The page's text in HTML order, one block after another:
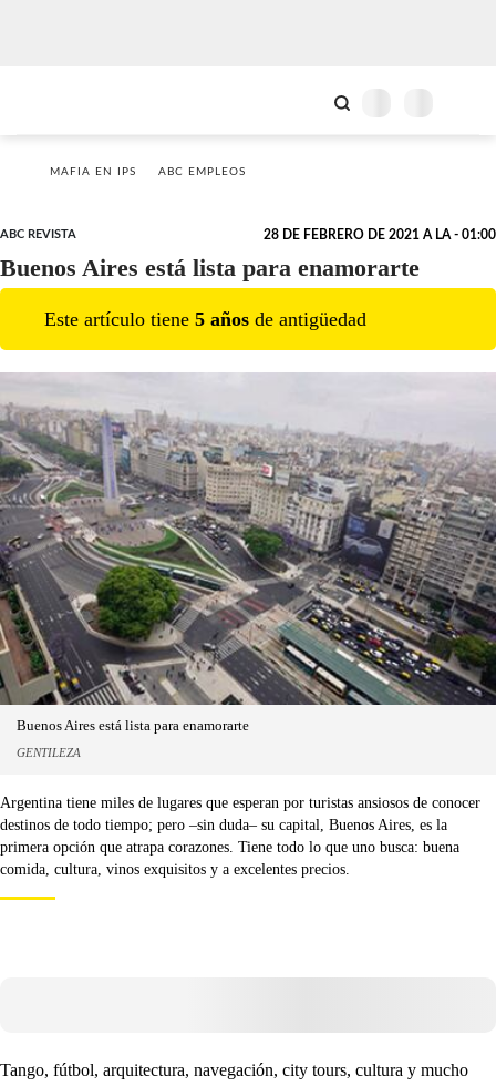
MAFIA EN IPS ABC EMPLEOS
ABC REVISTA 28 DE FEBRERO DE 2021 A LA - 01:00
Buenos Aires está lista para enamorarte
Este artículo tiene 5 años de antigüedad
Buenos Aires está lista para enamorarte
GENTILEZA
Argentina tiene miles de lugares que esperan por turistas ansiosos de conocer
destinos de todo tiempo; pero –sin duda– su capital, Buenos Aires, es la
primera opción que atrapa corazones. Tiene todo lo que uno busca: buena
comida, cultura, vinos exquisitos y a excelentes precios.
Tango, fútbol, arquitectura, navegación, city tours, cultura y mucho